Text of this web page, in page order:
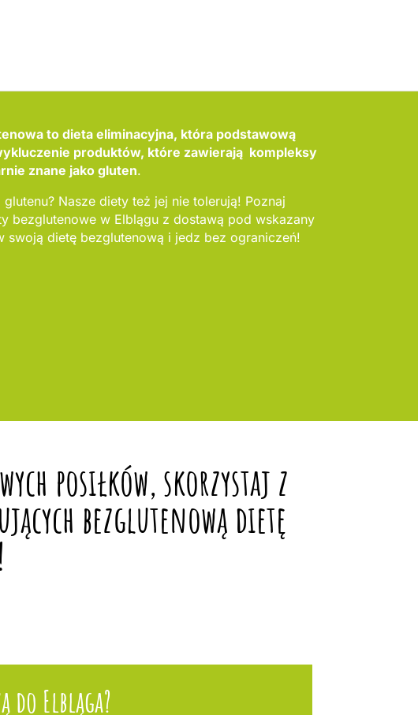
to dieta eliminacyjna, która podstawową
produktów, które zawierają kompleksy
znane jako gluten.
glutenu? Nasze diety też jej nie tolerują! Poznaj
bezglutenowe w Elblągu z dostawą pod wskazany
swoją dietę bezglutenową i jedz bez ograniczeń!
posiłków, skorzystaj z
bezglutenową dietę
do Elbląga?